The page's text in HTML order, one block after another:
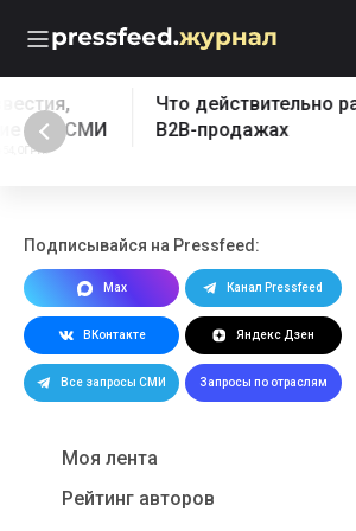
Что действительно работает в
B2B-продажах
Подписывайся на Pressfeed:
Max Канал Pressfeed
ВКонтакте Яндекс Дзен
Все запросы СМИ Запросы по отраслям
Моя лента
Рейтинг авторов